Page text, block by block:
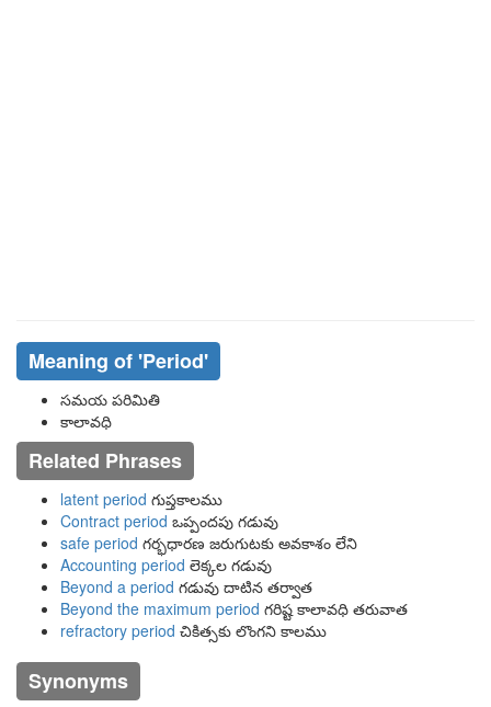
Meaning of 'period'
సమయ పరిమితి
కాలావధి
Related Phrases
latent period గుప్తకాలము
Contract period ఒప్పందపు గడువు
safe period గర్భధారణ జరుగుటకు అవకాశం లేని
Accounting period లెక్కల గడువు
Beyond a period గడువు దాటిన తర్వాత
Beyond the maximum period గరిష్ట కాలావధి తరువాత
refractory period చికిత్సకు లొంగని కాలము
Synonyms